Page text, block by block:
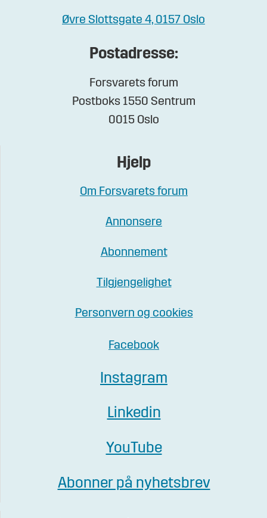
Øvre Slottsgate 4, 0157 Oslo
Postadresse:
Forsvarets forum
Postboks 1550 Sentrum
0015 Oslo
Hjelp
Om Forsvarets forum
Annonsere
Abonnement
Tilgjengelighet
Personvern og cookies
Facebook
Instagram
Linkedin
YouTube
Abonner på nyhetsbrev